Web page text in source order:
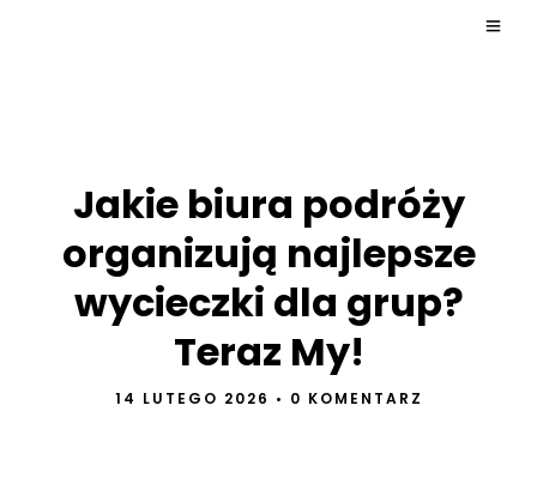
Jakie biura podróży
organizują najlepsze
wycieczki dla grup?
Teraz My!
14 LUTEGO 2026 • 0 KOMENTARZ